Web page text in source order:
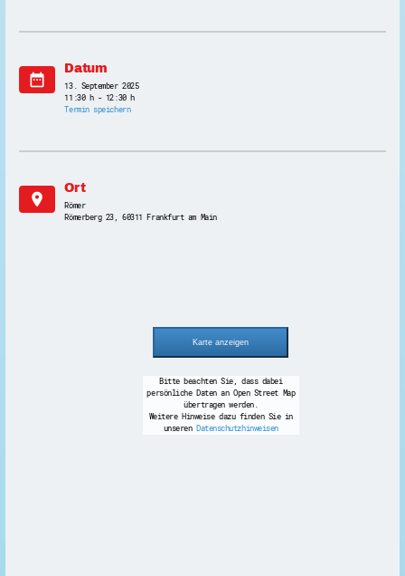
Erklärung zur Barrierefreiheit
date_range
Datum
13. September 2025
11:30 h - 12:30 h
Termin speichern
location_on
Ort
Römer
Römerberg 23, 60311 Frankfurt am Main
Bitte beachten Sie, dass dabei
persönliche Daten an Open Street Map
übertragen werden.
Weitere Hinweise dazu finden Sie in
unseren Datenschutzhinweisen